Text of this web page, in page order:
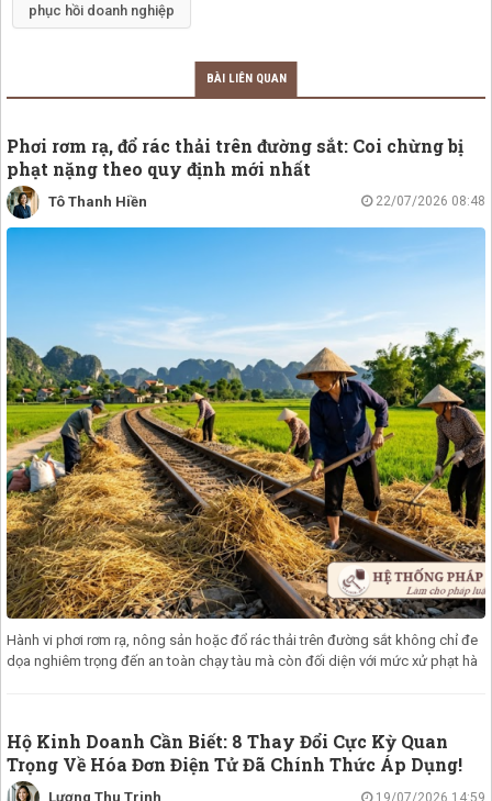
phục hồi doanh nghiệp
BÀI LIÊN QUAN
Phơi rơm rạ, đổ rác thải trên đường sắt: Coi chừng bị
phạt nặng theo quy định mới nhất
Hành vi phơi rơm rạ, nông sản hoặc đổ rác thải trên đường sắt không chỉ đe
dọa nghiêm trọng đến an toàn chạy tàu mà còn đối diện với mức xử phạt hà
Tô Thanh Hiền 22/07/2026 08:48
Hộ Kinh Doanh Cần Biết: 8 Thay Đổi Cực Kỳ Quan
Trọng Về Hóa Đơn Điện Tử Đã Chính Thức Áp Dụng!
Lương Thu Trinh 19/07/2026 14:59